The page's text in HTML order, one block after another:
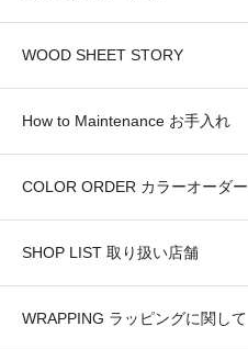
WOOD SHEET STORY
How to Maintenance お手入れ
COLOR ORDER カラーオーダー
SHOP LIST 取り扱い店舗
WRAPPING ラッピングに関して